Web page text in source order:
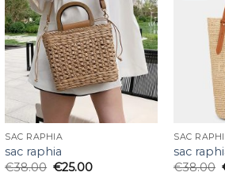
SAC RAPHIA
sac raphia
€38.00 €25.00
SAC
sac
€38.00